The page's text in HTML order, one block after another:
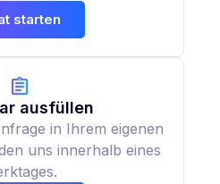
starten
ausfüllen
in Ihrem eigenen
uns innerhalb eines